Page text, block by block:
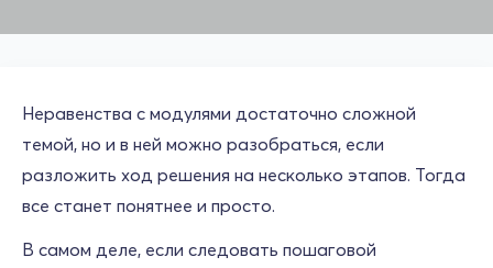
Неравенства с модулями достаточно сложной
темой, но и в ней можно разобраться, если
разложить ход решения на несколько этапов. Тогда
все станет понятнее и просто.
В самом деле, если следовать пошаговой